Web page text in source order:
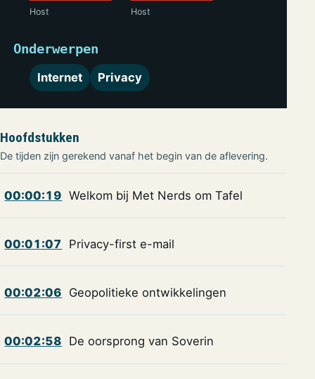
Host Host
Onderwerpen
Internet Privacy
Hoofdstukken
De tijden zijn gerekend vanaf het begin van de aflevering.
00:00:19 Welkom bij Met Nerds om Tafel
00:01:07 Privacy-first e-mail
00:02:06 Geopolitieke ontwikkelingen
00:02:58 De oorsprong van Soverin